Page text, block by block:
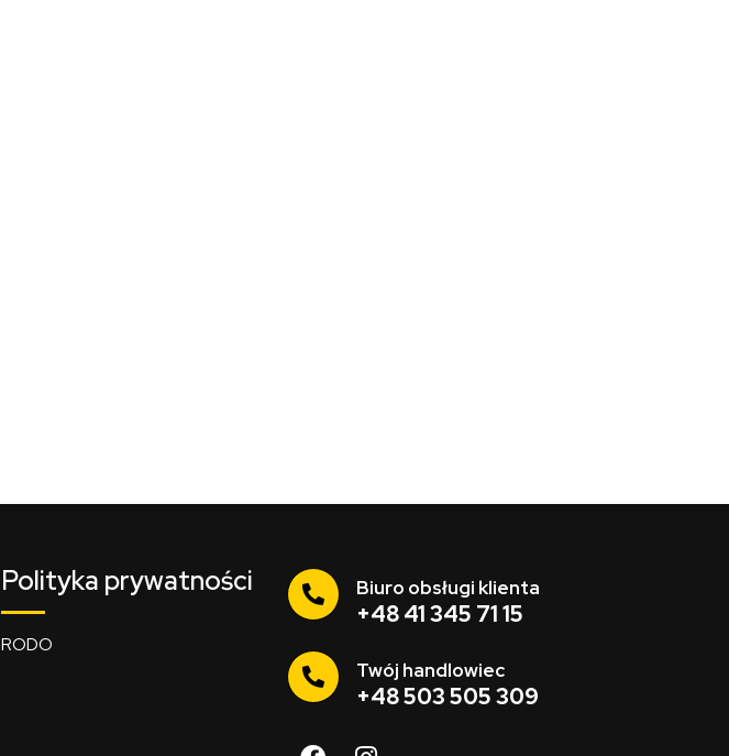
Polityka prywatności
RODO
Biuro obsługi klienta
+48 41 345 71 15
Twój handlowiec
+48 503 505 309